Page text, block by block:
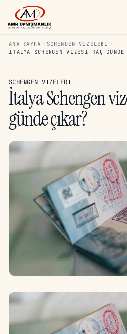
ANA SAYFA
SCHENGEN VIZELERI
İTALYA SCHENGEN VIZESI KAÇ GÜNDE
SCHENGEN VIZELERI
İtalya Schengen
günde çıkar?